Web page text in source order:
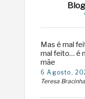
Mas é mal
mal feito… é
mãe
6 Agosto,
Teresa